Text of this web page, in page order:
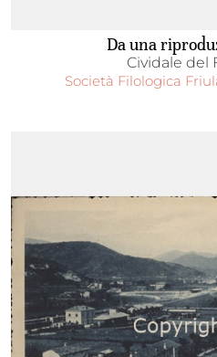
Da una
Cividale del
Società Filologica